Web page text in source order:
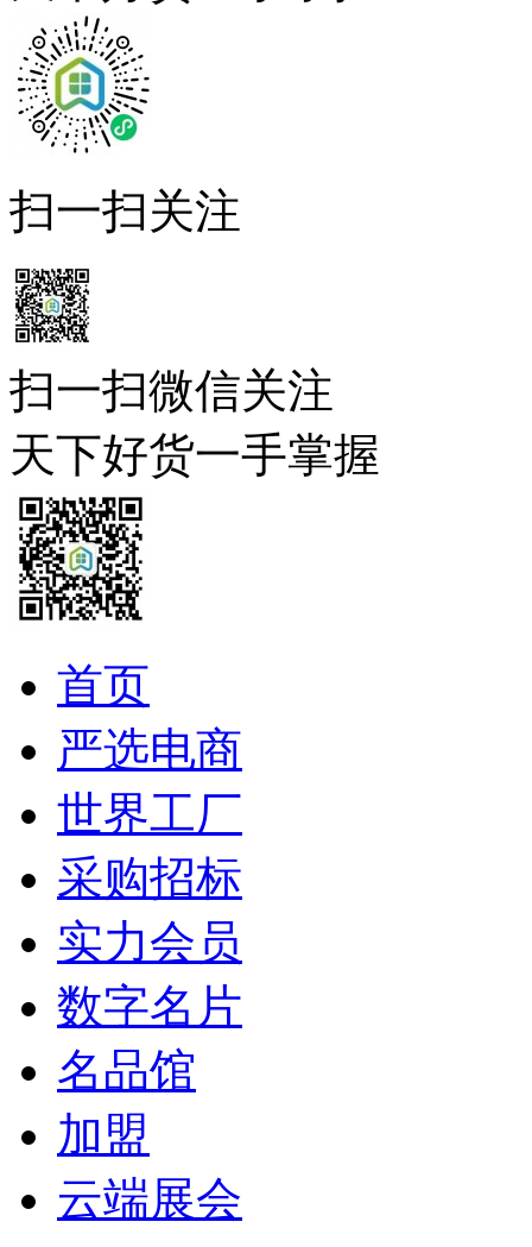
扫一扫关注
扫一扫微信关注
天下好货一手掌握
首页
严选电商
世界工厂
采购招标
实力会员
数字名片
名品馆
加盟
云端展会